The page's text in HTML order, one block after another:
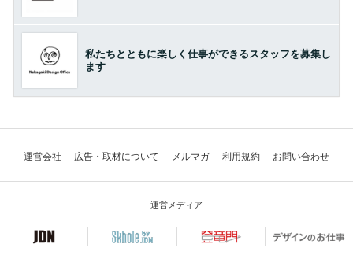
私たちとともに楽しく仕事ができるスタッフを募集し
ます
運営会社 広告・取材について メルマガ 利用規約 お問い合わせ
運営メディア